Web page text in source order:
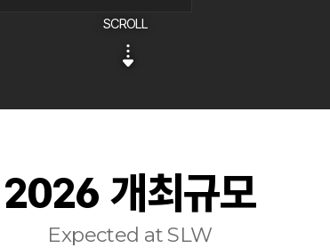
SCROLL
2026 개최규모
Expected at SLW